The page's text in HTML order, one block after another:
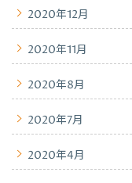
2020年12月
2020年11月
2020年8月
2020年7月
2020年4月